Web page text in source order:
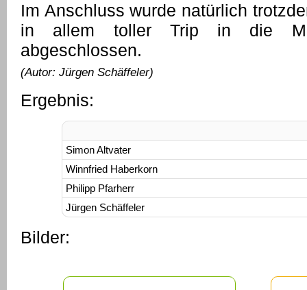
Im Anschluss wurde natürlich
in allem toller Trip in die
abgeschlossen.
(Autor: Jürgen Schäffeler)
Ergebnis:
Simon Altvater
Winnfried Haberkorn
Philipp Pfarherr
Jürgen Schäffeler
Bilder: